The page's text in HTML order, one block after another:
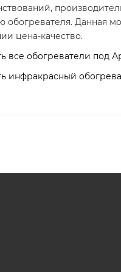
обогревателя. Данная
цена-качество.
все обогреватели под
инфракрасный